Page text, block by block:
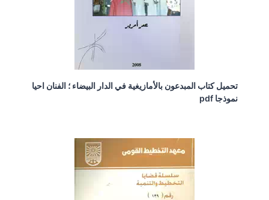
تحميل كتاب المبدعون بالأمازيغية في الدار البيضاء ؛ الفنان احيا
نموذجا pdf